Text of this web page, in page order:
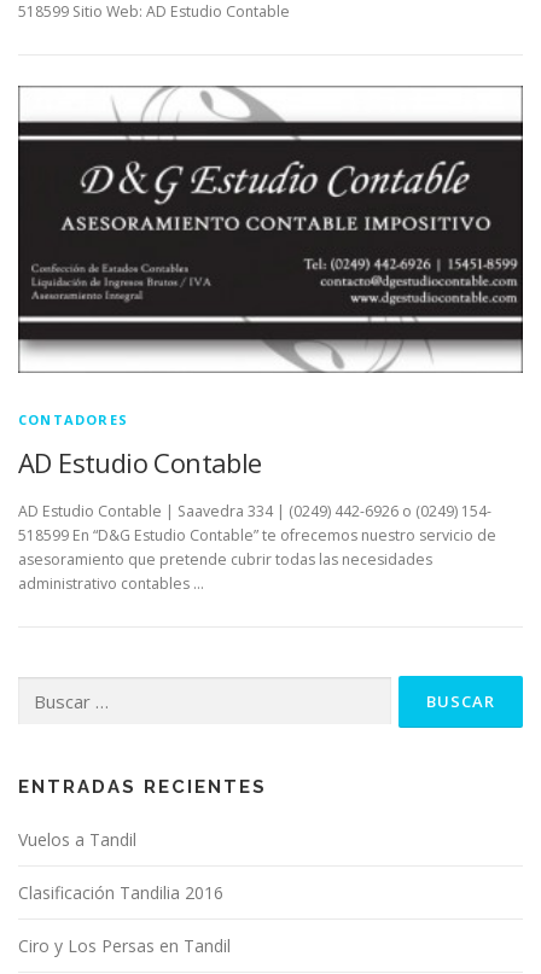
518599 Sitio Web: AD Estudio Contable
CONTADORES
AD Estudio Contable
AD Estudio Contable | Saavedra 334 | (0249) 442-6926 o (0249) 154-
518599 En “D&G Estudio Contable” te ofrecemos nuestro servicio de
asesoramiento que pretende cubrir todas las necesidades
administrativo contables …
ENTRADAS RECIENTES
Vuelos a Tandil
Clasificación Tandilia 2016
Ciro y Los Persas en Tandil